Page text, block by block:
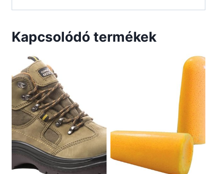
Kapcsolódó termékek